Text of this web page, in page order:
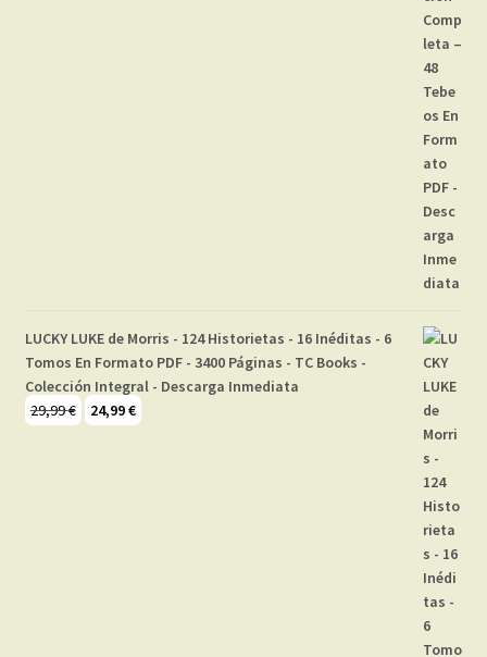
LUCKY LUKE de Morris - 124 Historietas - 16 Inéditas - 6
Tomos En Formato PDF - 3400 Páginas - TC Books -
Colección Integral - Descarga Inmediata
29,99€
El24,99€